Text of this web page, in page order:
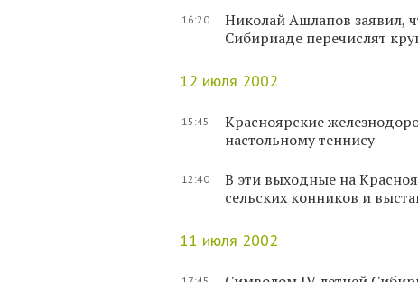
16:20
Николай Ашлапов заявил,
Сибириаде перечислят
12 июля 2002
15:45
Красноярские
настольному теннису
12:40
В эти выходные на
сельских конников и
11 июля 2002